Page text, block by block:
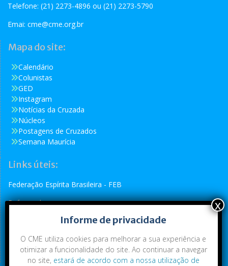
Telefone: (21) 2273-4896 ou (21) 2273-5790
Emai: cme@cme.org.br
Mapa do site:
Calendário
Colunistas
GED
Instagram
Notícias da Cruzada
Núcleos
Postagens de Cruzados
Semana Maurícia
Links úteis:
Federação Espírita Brasileira - FEB
Reformador
Conselho Espírita Internacional - CEI
Informe de privacidade
O CME utiliza cookies para melhorar a sua experiência e
otimizar a funcionalidade do site. Ao continuar a navegar
no site, estará de acordo com a nossa utilização de